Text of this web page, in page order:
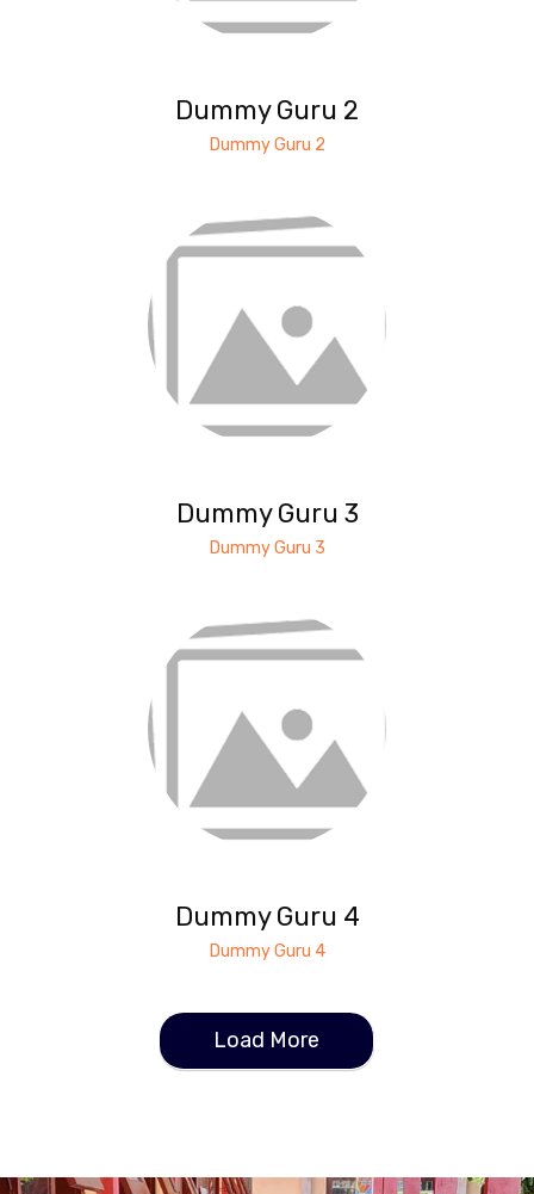
Dummy Guru 2
Dummy Guru 2
Dummy Guru 3
Dummy Guru 3
Dummy Guru 4
Dummy Guru 4
Load More